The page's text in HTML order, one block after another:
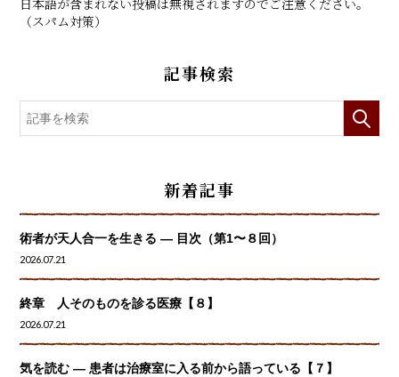
日本語が含まれない投稿は無視されますのでご注意ください。
（スパム対策）
記事検索
新着記事
術者が天人合一を生きる — 目次（第1〜８回）
2026.07.21
終章 人そのものを診る医療【８】
2026.07.21
気を読む ― 患者は治療室に入る前から語っている【７】